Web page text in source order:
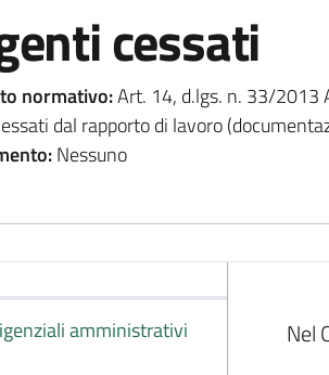
cessati
normativo:Art. 14, d.lgs. n. 33/2013
dal rapporto di lavoro
Nessuno
amministrativi
Nel